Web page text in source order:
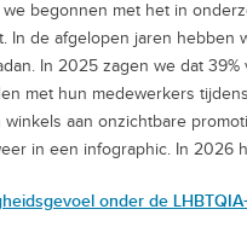
we begonnen met het in
In de afgelopen jaren hebben
In 2025 zagen we dat
met hun medewerkers
winkels aan onzichtbare
in een infographic. In 2026
onder de